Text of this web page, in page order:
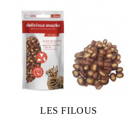
Flatazor,
LES FILOUS